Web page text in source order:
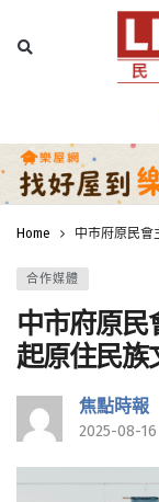
Home 中市府原民會
合作媒體
中市府原民
起原住民族
焦點時報
2025-08-16